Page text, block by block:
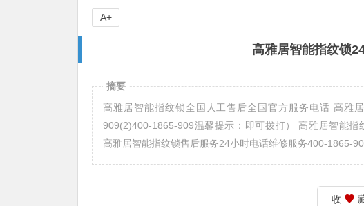
高雅居智能指纹锁
A+
摘要
高雅居智能指纹锁全国人工售后全国官方服务电话 高雅
909(2)400-1865-909温馨提示：即可拨打） 高雅居智能
高雅居智能指纹锁售后服务24小时电话维修服务400-1865-
收